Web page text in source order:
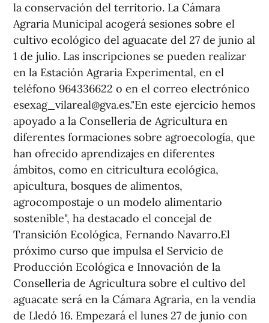
la conservación del territorio. La Cámara
Agraria Municipal acogerá sesiones sobre el
cultivo ecológico del aguacate del 27 de junio al
1 de julio. Las inscripciones se pueden realizar
en la Estación Agraria Experimental, en el
teléfono 964336622 o en el correo electrónico
esexag_vilareal@gva.es."En este ejercicio hemos
apoyado a la Conselleria de Agricultura en
diferentes formaciones sobre agroecología, que
han ofrecido aprendizajes en diferentes
ámbitos, como en citricultura ecológica,
apicultura, bosques de alimentos,
agrocompostaje o un modelo alimentario
sostenible", ha destacado el concejal de
Transición Ecológica, Fernando Navarro.El
próximo curso que impulsa el Servicio de
Producción Ecológica e Innovación de la
Conselleria de Agricultura sobre el cultivo del
aguacate será en la Cámara Agraria, en la vendia
de Lledó 16. Empezará el lunes 27 de junio con